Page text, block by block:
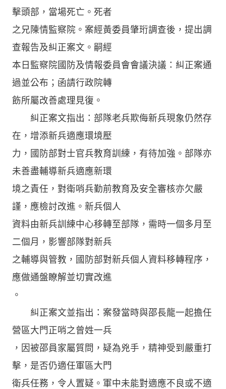
擊頭部，當場死亡。死者
之兄陳情監察院。案經黃委員肇珩調查後，提出調
查報告及糾正案文。嗣經
本日監察院國防及情報委員會會議決議：糾正案通
過並公布；函請行政院轉
飭所屬改善處理見復。
糾正案文指出：部隊老兵欺侮新兵現象仍然存
在，增添新兵適應環境壓
力，國防部對士官兵教育訓練，有待加強。部隊亦
未善盡輔導新兵適應新環
境之責任，對衛哨兵勤前教育及安全審核亦欠嚴
謹，應檢討改進。新兵個人
資料由新兵訓練中心移轉至部隊，需時一個多月至
二個月，影響部隊對新兵
之輔導與管教，國防部對新兵個人資料移轉程序，
應做通盤瞭解並切實改進
。
糾正案文並指出：案發當時與邵長龍一起擔任
營區大門正哨之曾姓一兵
，因被邵員家屬質問，疑為兇手，精神受到嚴重打
擊，是否仍適任軍區大門
衛兵任務，令人置疑。軍中未能對適應不良或不適